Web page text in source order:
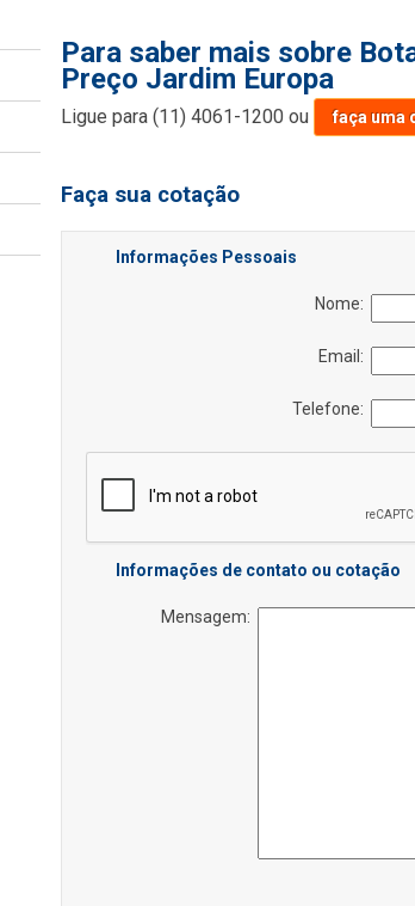
Para saber mais sobre
Preço Jardim Europa
Ligue para(11) 4061-1200 ou faça uma
Faça sua cotação
Informações Pessoais
Nome:
Email:
Telefone:
Informações de contato ou cotação
Mensagem: